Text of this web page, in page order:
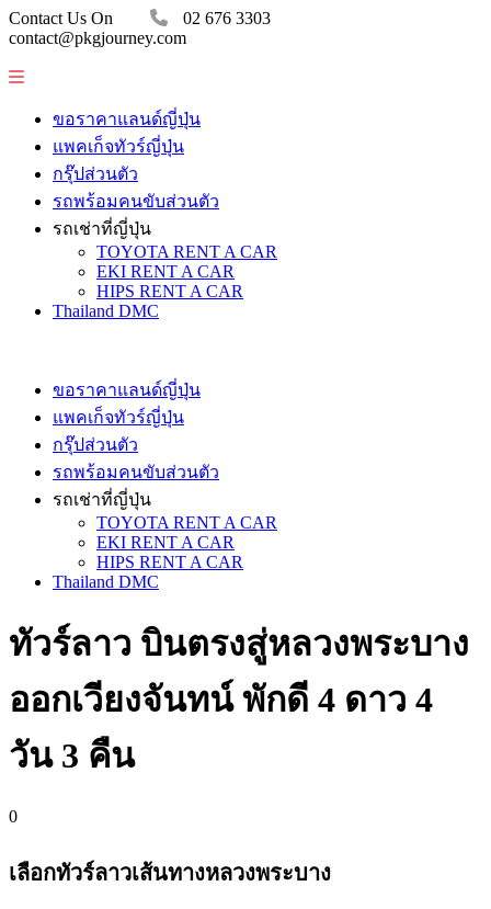
Contact Us On
02 676 3303
contact@pkgjourney.com
ขอราคาแลนด์ญี่ปุ่น
แพคเก็จทัวร์ญี่ปุ่น
กรุ๊ปส่วนตัว
รถพร้อมคนขับส่วนตัว
รถเช่าที่ญี่ปุ่น
TOYOTA RENT A CAR
EKI RENT A CAR
HIPS RENT A CAR
Thailand DMC
ขอราคาแลนด์ญี่ปุ่น
แพคเก็จทัวร์ญี่ปุ่น
กรุ๊ปส่วนตัว
รถพร้อมคนขับส่วนตัว
รถเช่าที่ญี่ปุ่น
TOYOTA RENT A CAR
EKI RENT A CAR
HIPS RENT A CAR
Thailand DMC
ทัวร์ลาว บินตรงสู่หลวงพระบาง
ออกเวียงจันทน์ พักดี 4 ดาว 4
วัน 3 คืน
0
เลือกทัวร์ลาวเส้นทางหลวงพระบาง